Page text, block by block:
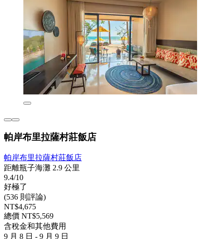
帕岸布里拉薩村莊飯店
帕岸布里拉薩村莊飯店
距離瓶子海灘 2.9 公里
9.4/10
好極了
(536 則評論)
NT$4,675
總價 NT$5,569
含稅金和其他費用
9 月 8 日 - 9 月 9 日